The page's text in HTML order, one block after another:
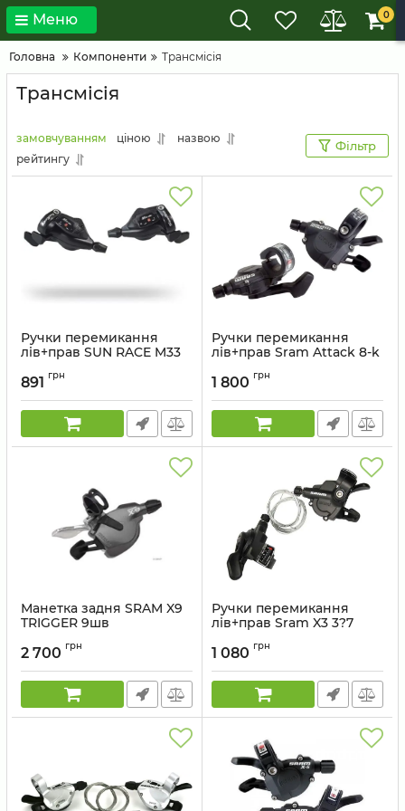
Меню 0
Головна Компоненти Трансмісія
Трансмісія
замовчуванням ціною
назвою
рейтингу
Фільтр
Ручки перемикання
лів+прав SUN RACE M33
Артикул:
891 грн
Ручки перемикання
лів+прав Sram Attack 8-k
1 800 грн
Манетка задня SRAM X9
TRIGGER 9шв
2 700 грн
Ручки перемикання
лів+прав Sram X3 3?7
1 080 грн